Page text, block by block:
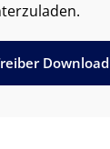
Download